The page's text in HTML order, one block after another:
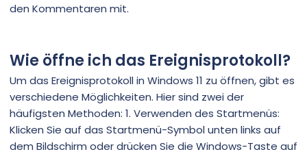
den Kommentaren mit.
Wie öffne ich das Ereignisprotokoll?
Um das Ereignisprotokoll in Windows 11 zu öffnen, gibt es
verschiedene Möglichkeiten. Hier sind zwei der
häufigsten Methoden: 1. Verwenden des Startmenüs:
Klicken Sie auf das Startmenü-Symbol unten links auf
dem Bildschirm oder drücken Sie die Windows-Taste auf